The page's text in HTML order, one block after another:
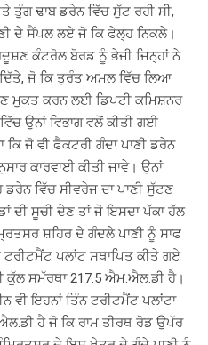
ਤੁੰਗ ਢਾਬ ਡਰੇਨ ਵਿੱਚ ਸੁੱਟ ਰਹੀ ਸੀ,
ਦੇ ਸੈਂਪਲ ਲਏ ਜੋ ਕਿ ਫੇਲ੍ਹ ਨਿਕਲੇ।
ਕੰਟਰੋਲ ਬੋਰਡ ਨੂੰ ਭੇਜੀ ਜਿਨ੍ਹਾਂ ਨੇ
ਜੋ ਕਿ ਤੁਰੰਤ ਅਮਲ ਵਿੱਚ ਲਿਆ
ਮੁਕਤ ਕਰਨ ਲਈ ਡਿਪਟੀ ਕਮਿਸ਼ਨਰ
ਉਨਾਂ ਵਿਭਾਗ ਵਲੋਂ ਕੀਤੀ ਗਈ
ਕਿ ਜੋ ਵੀ ਫੈਕਟਰੀ ਗੰਦਾ ਪਾਣੀ ਡਰੇਨ
ਕਾਰਵਾਈ ਕੀਤੀ ਜਾਵੇ। ਉਨਾਂ
ਵਿੱਚ ਸੀਵਰੇਜ ਦਾ ਪਾਣੀ ਸੁੱਟਣ
ਦੀ ਸੂਚੀ ਦੇਣ ਤਾਂ ਜੋ ਇਸਦਾ ਪੱਕਾ ਹੱਲ
ਸ਼ਹਿਰ ਦੇ ਗੰਦਲੇ ਪਾਣੀ ਨੂੰ ਸਾਫ
ਪਲਾਂਟ ਸਥਾਪਿਤ ਕੀਤੇ ਗਏ
ਕੁੱਲ ਸਮੱਰਥਾ 217.5 ਐਮ.ਐਲ.ਡੀ ਹੈ।
ਵੀ ਇਹਨਾਂ ਤਿੰਨ ਟਰੀਟਮੈਂਟ ਪਲਾਂਟਾ
ਹੈ ਜੋ ਕਿ ਰਾਮ ਤੀਰਥ ਰੋਡ ਉਪੱਰ